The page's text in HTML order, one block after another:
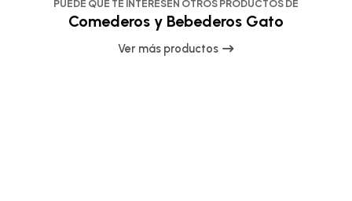
PUEDE QUE TE INTERESEN OTROS PRODUCTOS DE
Comederos y Bebederos Gato
Ver más productos